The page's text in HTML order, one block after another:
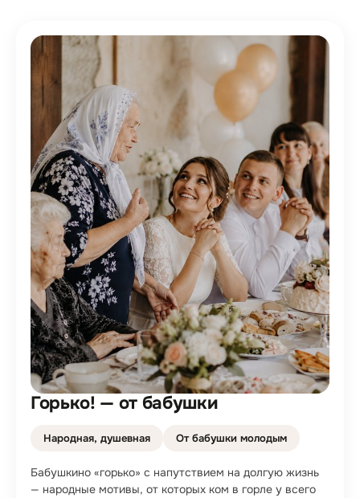
Горько! — от бабушки
Народная, душевная От бабушки молодым
Бабушкино «горько» с напутствием на долгую жизнь
— народные мотивы, от которых ком в горле у всего